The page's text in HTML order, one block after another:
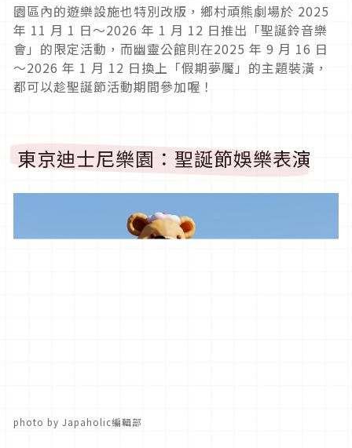
園區內的遊樂設施也特別改版，鄉村頑熊劇場於 2025
年 11 月 1 日～2026 年 1 月 12 日推出「聖誕鈴音樂
會」的限定活動，而幽靈公館則在2025 年 9 月 16 日
～2026 年 1 月 12 日換上「假期夢魘」的主題裝潢，
都可以趁聖誕節活動期間參加喔！
東京迪士尼樂園：聖誕節娛樂表演
photo by Japaholic編輯部